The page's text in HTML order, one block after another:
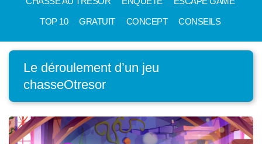
TOP 10 GRATUIT CONCEPT CONSEILS
Le déroulement d’un jeu
chasseOtresor